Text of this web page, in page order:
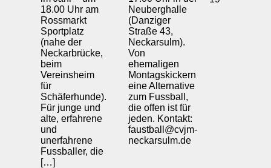
18.00 Uhr am
Rossmarkt
Sportplatz
(nahe der
Neckarbrücke,
beim
Vereinsheim
für
Schäferhunde).
Für junge und
alte, erfahrene
und
unerfahrene
Fussballer, die
[…]
Neuberghalle
(Danziger
Straße 43,
Neckarsulm).
Von
ehemaligen
Montagskickern
eine Alternative
zum Fussball,
die offen ist für
jeden. Kontakt:
faustball@cvjm-
neckarsulm.de